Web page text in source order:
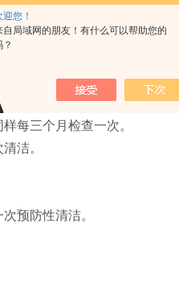
迎您！
自局域网的朋友！有什么可以帮助您的
？
器清洁、超温保护器保养
个月进行一次全面检查。
个月进行一次。
一个月进行一次。
每三个月检查一次。
洁。
预防性清洁。